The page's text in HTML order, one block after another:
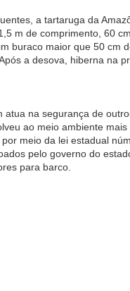
a tartaruga da
m de comprimento, 60
buraco maior que 50 cm
a desova, hiberna na
atua na segurança de
ao meio ambiente
meio da lei estadual
pelo governo do
para barco.